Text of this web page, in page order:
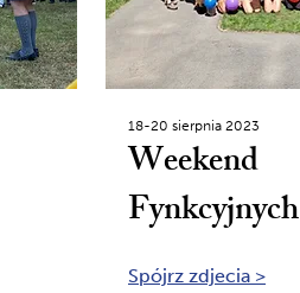
18-20 sierpnia 2023
Weekend
Fynkcyjnych
Spójrz zdjecia >